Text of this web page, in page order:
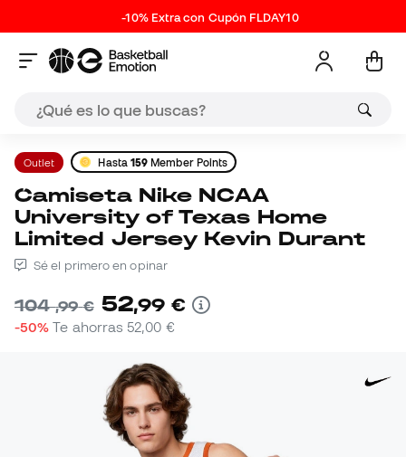
-10% Extra con Cupón FLDAY10
Outlet Hasta 159 Member Points
Camiseta Nike NCAA
University of Texas Home
Limited Jersey Kevin Durant
Sé el primero en opinar
104,99 € 52,99 €
-50% Te ahorras52,00 €